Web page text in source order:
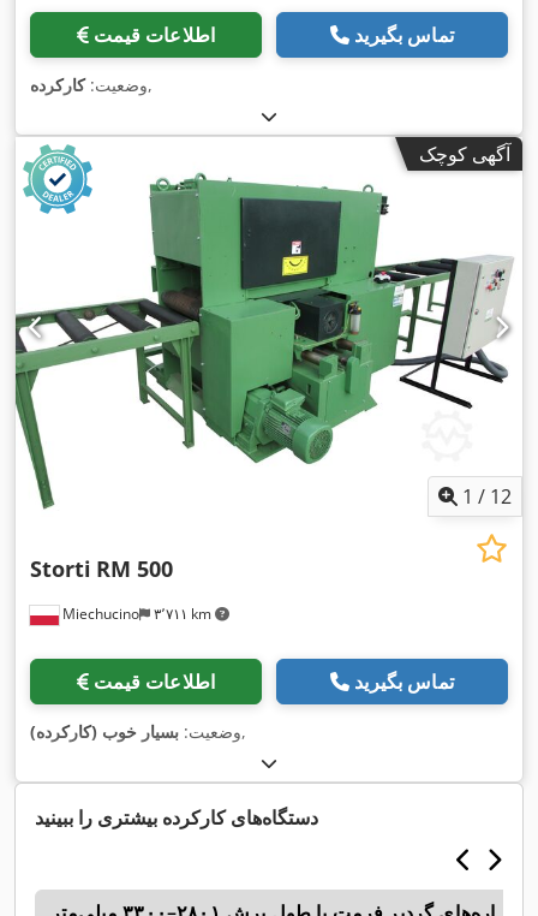
اطلاعات قیمت تماس بگیرید
وضعیت:کارکرده ,
آگهی کوچک
1 / 12
Miechucino ۳٬۷۱۱ km
Storti RM 500
اطلاعات قیمت تماس بگیرید
وضعیت: بسیار خوب (کارکرده) ,
دستگاه‌های کارکرده بیشتری را ببینید